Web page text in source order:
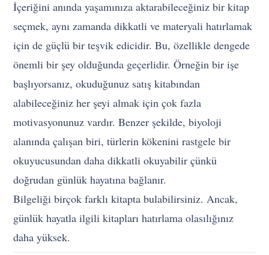
İçeriğini anında yaşamınıza aktarabileceğiniz bir kitap
seçmek, aynı zamanda dikkatli ve materyali hatırlamak
için de güçlü bir teşvik edicidir. Bu, özellikle dengede
önemli bir şey olduğunda geçerlidir. Örneğin bir işe
başlıyorsanız, okuduğunuz satış kitabından
alabileceğiniz her şeyi almak için çok fazla
motivasyonunuz vardır. Benzer şekilde, biyoloji
alanında çalışan biri, türlerin kökenini rastgele bir
okuyucusundan daha dikkatli okuyabilir çünkü
doğrudan günlük hayatına bağlanır.
Bilgeliği birçok farklı kitapta bulabilirsiniz. Ancak,
günlük hayatla ilgili kitapları hatırlama olasılığınız
daha yüksek.